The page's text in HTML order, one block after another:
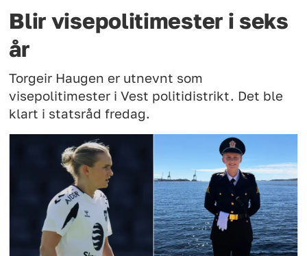
Blir visepolitimester i seks
år
Torgeir Haugen er utnevnt som
visepolitimester i Vest politidistrikt. Det ble
klart i statsråd fredag.